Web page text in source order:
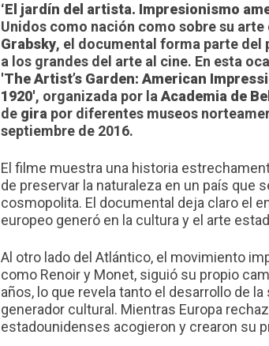
‘El jardín del artista. Impresionismo
Unidos como nación como sobre su
Grabsky, el documental forma parte del
a los grandes del arte al cine. En esta
'The Artist’s Garden: American
1920', organizada por la Academia de
de gira por diferentes museos
septiembre de 2016.
El filme muestra una historia
de preservar la naturaleza en un país que
cosmopolita. El documental deja claro el
europeo generó en la cultura y el arte
Al otro lado del Atlántico, el movimiento
como Renoir y Monet, siguió su propio
años, lo que revela tanto el desarrollo de
generador cultural. Mientras Europa
estadounidenses acogieron y crearon su